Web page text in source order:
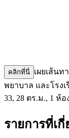
คลิกที่นี่ เผยเส้น
พยาบาล และโรงเ
33, 28 ตร.ม., 1 ห้
รายการที่เกี่